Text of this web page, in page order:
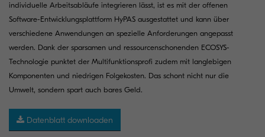
individuelle Arbeitsabläufe integrieren lässt, ist es mit der offenen
Software-Entwicklungsplattform HyPAS ausgestattet und kann über
verschiedene Anwendungen an spezielle Anforderungen angepasst
werden. Dank der sparsamen und ressourcenschonenden ECOSYS-
Technologie punktet der Multifunktionsprofi zudem mit langlebigen
Komponenten und niedrigen Folgekosten. Das schont nicht nur die
Umwelt, sondern spart auch bares Geld.
Datenblatt downloaden